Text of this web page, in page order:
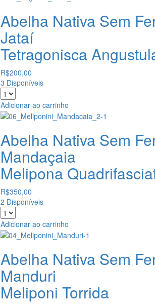
Abelha Nativa Sem
Jataí
Tetragonisca
R$200,00
3 Disponíveis
Adicionar ao carrinho
Abelha Nativa Sem
Mandaçaia
Melipona
R$350,00
2 Disponíveis
Adicionar ao carrinho
Abelha Nativa Sem
Manduri
Meliponi Torrida